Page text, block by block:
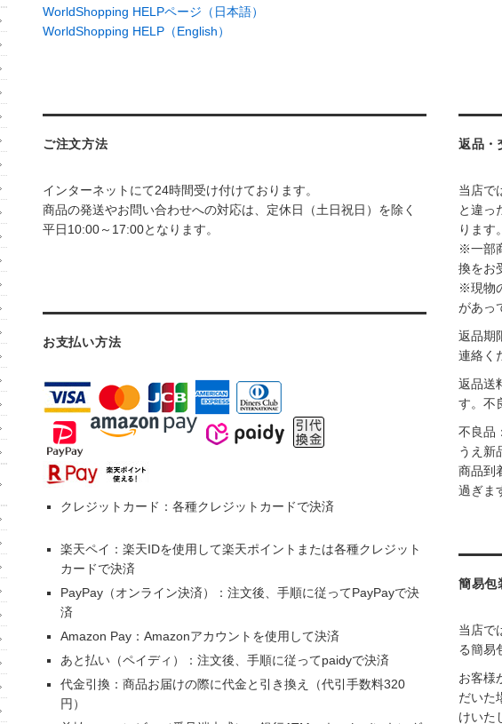
WorldShopping HELPページ（日本語）
WorldShopping HELP（English）
ご注文方法
インターネットにて24時間受け付けております。
商品の発送やお問い合わせへの対応は、定休日（土日祝日）を除く
平日10:00～17:00となります。
お支払い方法
クレジットカード：各種クレジットカードで決済
楽天ペイ：楽天IDを使用して楽天ポイントまたは各種クレジット
カードで決済
PayPay（オンライン決済）：注文後、手順に従ってPayPayで決
済
Amazon Pay：Amazonアカウントを使用して決済
あと払い（ペイディ）：注文後、手順に従ってpaidyで決済
代金引換：商品お届けの際に代金と引き換え（代引手数料320
円）
返品・
当店で
と違っ
ります
※一部
換をお
※現物
があっ
返品期
連絡く
返品送
す。不
不良品
うえ新
商品到
過ぎま
簡易包
当店で
る簡易
お客様
だいた
けいた